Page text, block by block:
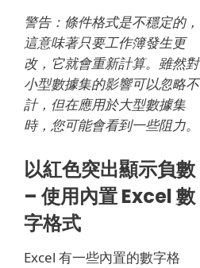
警告：條件格式是不穩定的，
這意味著只要工作簿發生更
改，它就會重新計算。 雖然對
小型數據集的影響可以忽略不
計，但在應用於大型數據集
時，您可能會看到一些阻力。
以紅色突出顯示負數
– 使用內置 Excel 數
字格式
Excel 有一些內置的數字格